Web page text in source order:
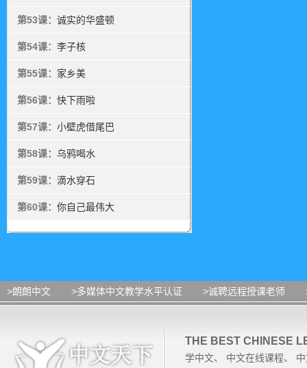
第53课： 诚实的华盛顿
第54课： 李子核
第55课： 家乡美
第56课： 快下雨啦
第57课： 小壁虎借尾巴
第58课： 乌鸦喝水
第59课： 滴水穿石
第60课： 你自己最伟大
>朗朗中文 >多媒体中文教学水平认证 >诚聘远程授课老师
THE BEST CHINESE
学中文、 中文在线课程、